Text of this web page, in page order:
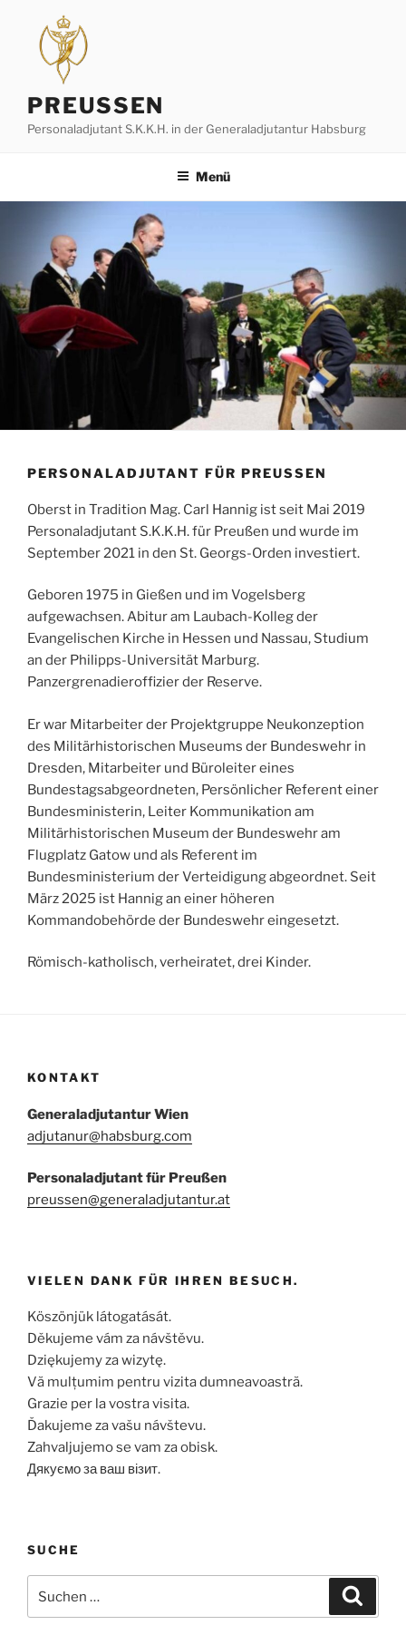
springen
PREUSSEN
Personaladjutant S.K.K.H. in der Generaladjutantur Habsburg
Menü
PERSONALADJUTANT FÜR PREUSSEN
Oberst in Tradition Mag. Carl Hannig ist seit Mai 2019
Personaladjutant S.K.K.H. für Preußen und wurde im
September 2021 in den St. Georgs-Orden investiert.
Geboren 1975 in Gießen und im Vogelsberg
aufgewachsen. Abitur am Laubach-Kolleg der
Evangelischen Kirche in Hessen und Nassau, Studium
an der Philipps-Universität Marburg.
Panzergrenadieroffizier der Reserve.
Er war Mitarbeiter der Projektgruppe Neukonzeption
des Militärhistorischen Museums der Bundeswehr in
Dresden, Mitarbeiter und Büroleiter eines
Bundestagsabgeordneten, Persönlicher Referent einer
Bundesministerin, Leiter Kommunikation am
Militärhistorischen Museum der Bundeswehr am
Flugplatz Gatow und als Referent im
Bundesministerium der Verteidigung abgeordnet. Seit
März 2025 ist Hannig an einer höheren
Kommandobehörde der Bundeswehr eingesetzt.
Römisch-katholisch, verheiratet, drei Kinder.
KONTAKT
Generaladjutantur Wien
adjutanur@habsburg.com
Personaladjutant für Preußen
preussen@generaladjutantur.at
VIELEN DANK FÜR IHREN BESUCH.
Köszönjük látogatását.
Děkujeme vám za návštěvu.
Dziękujemy za wizytę.
Vă mulțumim pentru vizita dumneavoastră.
Grazie per la vostra visita.
Ďakujeme za vašu návštevu.
Zahvaljujemo se vam za obisk.
Дякуємо за ваш візит.
SUCHE
nach: